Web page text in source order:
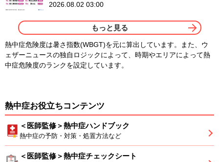
2026.08.02 03:00
もっと見る
熱中症危険度は暑さ指数(WBGT)を元に算出しています。また、ウ
ェザーニュースの独自ロジックによって、時期やエリアによって熱
中症危険度のランクを設定しています。
熱中症お役立ちコンテンツ
＜医師監修＞熱中症ハンドブック
熱中症の予防・対策・処置方法など
＜医師監修＞熱中症チェックシート